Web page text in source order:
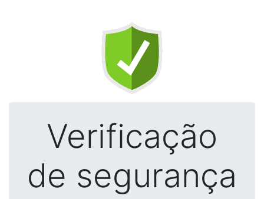
Verificação
de segurança